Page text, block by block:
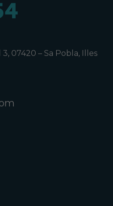
07420 – Sa Pobla, Illes